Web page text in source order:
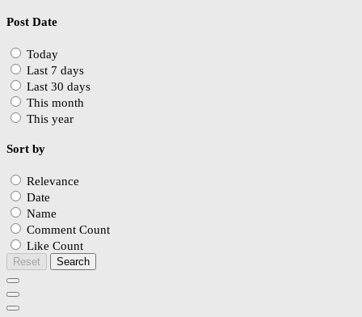
Post Date
Today
Last 7 days
Last 30 days
This month
This year
Sort by
Relevance
Date
Name
Comment Count
Like Count
Reset Search